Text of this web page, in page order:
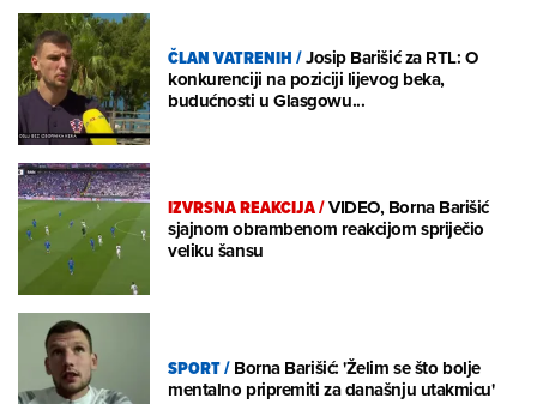
ČLAN VATRENIH/Josip Barišić za RTL: O
konkurenciji na poziciji lijevog beka,
budućnosti u Glasgowu...
IZVRSNA REAKCIJA/VIDEO, Borna Barišić
sjajnom obrambenom reakcijom spriječio
veliku šansu
SPORT/Borna Barišić: 'Želim se što bolje
mentalno pripremiti za današnju utakmicu'